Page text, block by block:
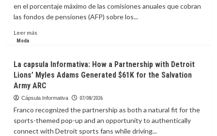
en el porcentaje máximo de las comisiones anuales que cobran
las fondos de pensiones (AFP) sobre los...
Leer másLeer
Capsula
Informativa:
Aumenta
un
%
comisión
anual
Moda
La capsula Informativa: How a Partnership with Detroit
Lions’ Myles Adams Generated $61K for the Salvation
Army ARC
Cápsula Informativa 07/08/2026
Franco recognized the partnership as both a natural fit for the
sports-themed pop-up and an opportunity to authentically
connect with Detroit sports fans while driving...